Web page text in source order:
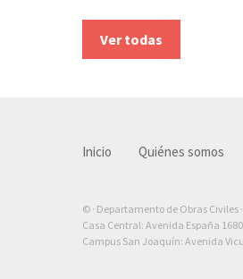
Ver todas
Inicio Quiénes somos
© · Departamento de Obras
Casa Central: Avenida España
Campus San Joaquín: Avenida